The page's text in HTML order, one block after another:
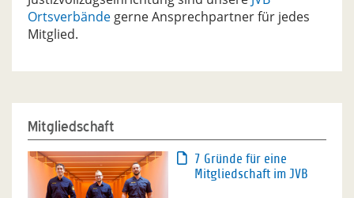
Ortsverbände gerne Ansprechpartner für jedes
Mitglied.
Mitgliedschaft
7 Gründe für eine
Mitgliedschaft im JVB